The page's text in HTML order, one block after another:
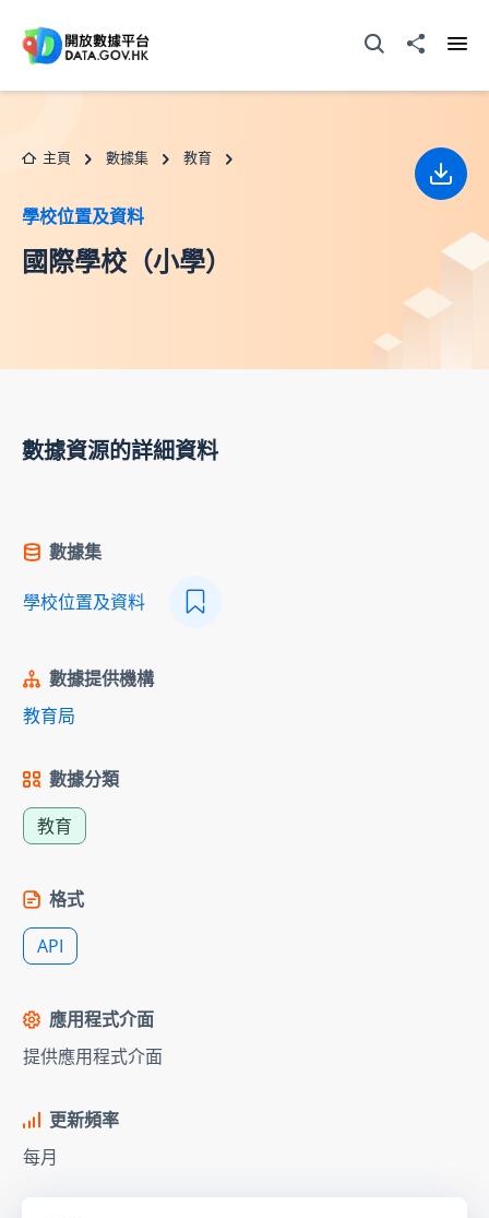
打開搜尋器分享至
主頁 數據集 教育
學校位置及資料
國際學校（小學）
下載
數據資源的詳細資料
數據集
學校位置及資料
數據提供機構
教育局
數據分類
教育
格式
API
應用程式介面
提供應用程式介面
更新頻率
每月